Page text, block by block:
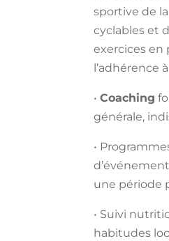
sportive de
cyclables et
exercices en
l’adhérence
•Coaching
générale,
•
une période
• Suivi
habitudes